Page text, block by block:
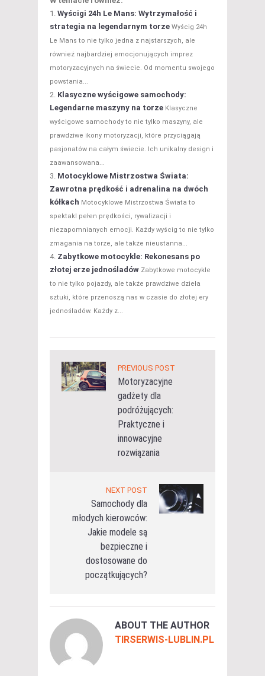
Wyścigi 24h Le Mans: Wytrzymałość i
strategia na legendarnym torze Wyścig 24h
Le Mans to nie tylko jedna z najstarszych, ale
również najbardziej emocjonujących imprez
motoryzacyjnych na świecie. Od momentu swojego
powstania...
Klasyczne wyścigowe samochody:
Legendarne maszyny na torze Klasyczne
wyścigowe samochody to nie tylko maszyny, ale
prawdziwe ikony motoryzacji, które przyciągają
pasjonatów na całym świecie. Ich unikalny design i
zaawansowana...
Motocyklowe Mistrzostwa Świata:
Zawrotna prędkość i adrenalina na dwóch
kółkach Motocyklowe Mistrzostwa Świata to
spektakl pełen prędkości, rywalizacji i
niezapomnianych emocji. Każdy wyścig to nie tylko
zmagania na torze, ale także nieustanna...
Zabytkowe motocykle: Rekonesans po
złotej erze jednośladów Zabytkowe motocykle
to nie tylko pojazdy, ale także prawdziwe dzieła
sztuki, które przenoszą nas w czasie do złotej ery
jednośladów. Każdy z...
PREVIOUS POST
Motoryzacyjne
gadżety dla
podróżujących:
Praktyczne i
innowacyjne
rozwiązania
NEXT POST
Samochody dla
młodych kierowców:
Jakie modele są
bezpieczne i
dostosowane do
początkujących?
ABOUT THE AUTHOR
TIRSERWIS-LUBLIN.PL